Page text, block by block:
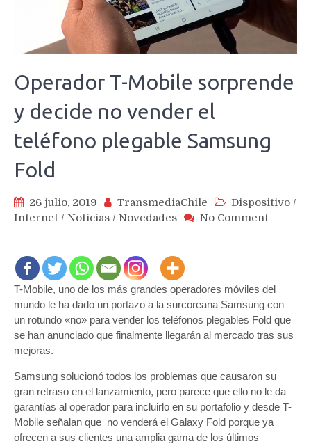
Operador T-Mobile sorprende
y decide no vender el
teléfono plegable Samsung
Fold
26 julio, 2019 TransmediaChile Dispositivo /
Internet / Noticias / Novedades No Commenton
y
decide
no
vender
Fold
T-Mobile, uno de los más grandes operadores móviles del
mundo le ha dado un portazo a la surcoreana Samsung con
un rotundo «no» para vender los teléfonos plegables Fold que
se han anunciado que finalmente llegarán al mercado tras sus
mejoras.
Samsung solucionó todos los problemas que causaron su
gran retraso en el lanzamiento, pero parece que ello no le da
garantías al operador para incluirlo en su portafolio y desde T-
Mobile señalan que no venderá el Galaxy Fold porque ya
ofrecen a sus clientes una amplia gama de los últimos